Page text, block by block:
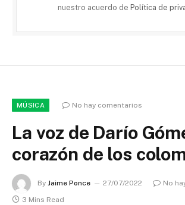
nuestro acuerdo de Política de
MÚSICA No hay comentarios
La voz de Darío
corazón de los
By Jaime Ponce 27/07/2022
No
3 Mins Read